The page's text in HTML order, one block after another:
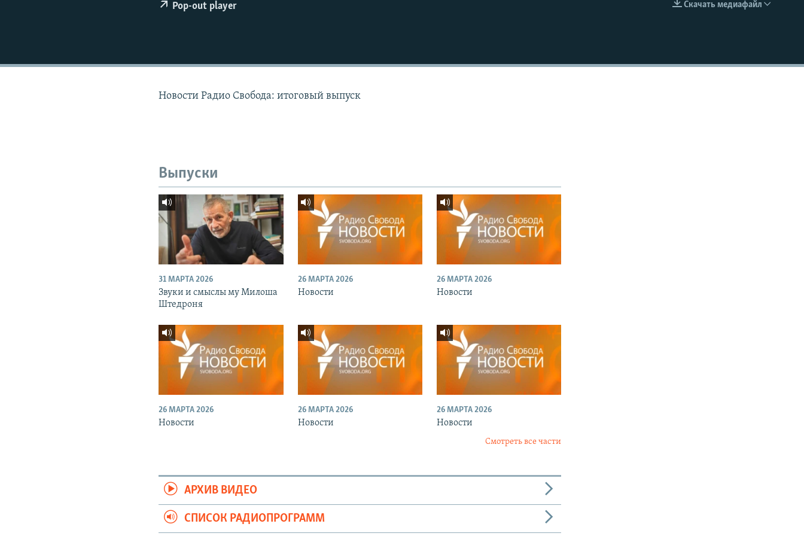
EMBED
Скачать медиафайл
Pop-out player
Новости Радио Свобода: итоговый выпуск
Выпуски
31 МАРТА 2026
Звуки и смыслы му Милоша
Штедроня
26 МАРТА 2026
Новости
26 МАРТА 2026
Новости
26 МАРТА 2026
Новости
26 МАРТА 2026
Новости
26 МАРТА 2026
Новости
Смотреть все части
АРХИВ ВИДЕО
СПИСОК РАДИОПРОГРАММ